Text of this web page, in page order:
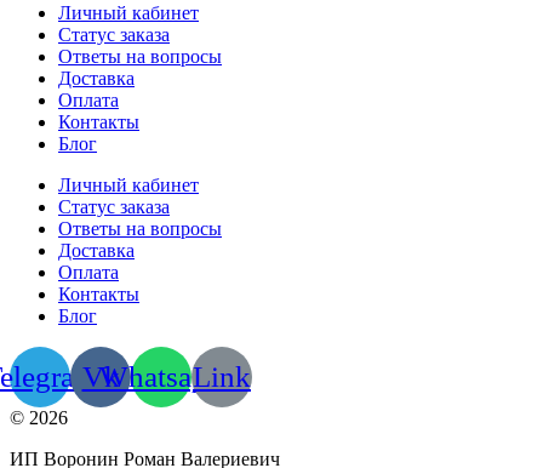
Личный кабинет
Cтатус заказа
Ответы на вопросы
Доставка
Оплата
Контакты
Блог
Личный кабинет
Cтатус заказа
Ответы на вопросы
Доставка
Оплата
Контакты
Блог
VkWhatsappLink
© 2026
ИП Воронин Роман Валериевич